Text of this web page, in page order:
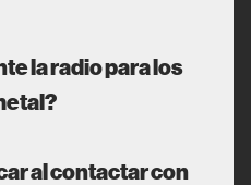
la radio para los
al contactar con